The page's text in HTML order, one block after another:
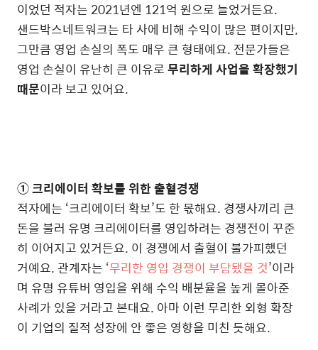
이었던 적자는 2021년엔 121억 원으로 늘었거든요.
샌드박스네트워크는 타 사에 비해 수익이 많은 편이지만,
그만큼 영업 손실의 폭도 매우 큰 형태예요. 전문가들은
영업 손실이 유난히 큰 이유로무리하게 사업을 확장했기
때문이라 보고 있어요.
① 크리에이터 확보를 위한 출혈경쟁
적자에는 ‘크리에이터 확보’도 한 몫해요. 경쟁사끼리 큰
돈을 불러 유명 크리에이터를 영입하려는 경쟁전이 꾸준
히 이어지고 있거든요. 이 경쟁에서 출혈이 불가피했던
거예요. 관계자는 ‘무리한 영입 경쟁이 부담됐을 것’이라
며 유명 유튜버 영입을 위해 수익 배분율을 높게 몰아준
사례가 있을 거라고 본대요. 아마 이런 무리한 외형 확장
이 기업의 질적 성장에 안 좋은 영향을 미친 듯해요.